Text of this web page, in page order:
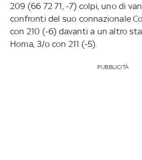
209 (66 72 71, -7) colpi, uno di
confronti del suo connazionale
con 210 (-6) davanti a un altro
Homa, 3/o con 211 (-5).
PUBBLICITÀ